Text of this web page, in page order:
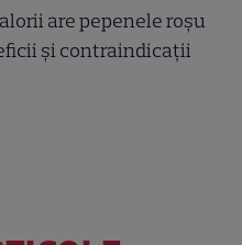
are pepenele roșu
și contraindicații